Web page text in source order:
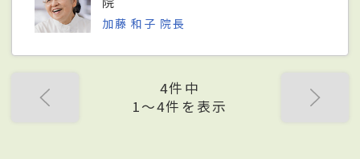
加藤 和子 院長
4件中
1〜4件を表示